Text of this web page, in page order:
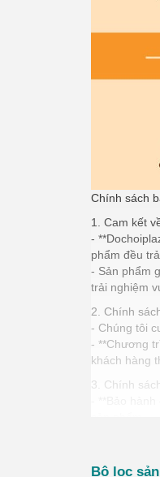
Chính sách
1. Cam kết
-
phẩm đều
- Sản phẩm
trải nghiệm
2. Chính
- Chúng tôi
- **Chương
khách hàng
3. Chính
- **Đổi mới
- **Dịch vụ
4. Chính
Bộ lọc